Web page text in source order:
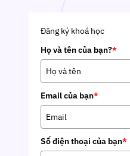
Đăng ký khoá học
Họ và tên của bạn?*
Email của bạn*
Số điện thoại của bạn*